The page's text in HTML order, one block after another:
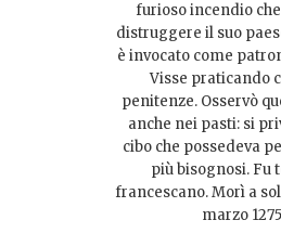
furioso incendio
distruggere il suo
è invocato come
Visse praticando
penitenze. Osservò
anche nei pasti: si
cibo che possedeva
più bisognosi. Fu
francescano. Morì a
marzo